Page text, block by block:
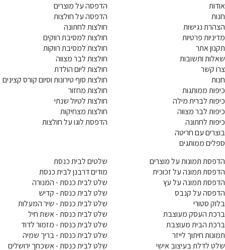
אודות
חנות
הצהרת נגישות
מדיניות פרטיות
תקנון אתר
שאלות ותשובות
צרו קשר
חנות
כיפות ממותגות
כיפות לברית מילה
כיפות לבר מצווה
כיפות לחתונה
בוצרים עם חריטה
ספלים ממותגים
הדפסה על מוצרים
הדפסה על חולצות
חולצות לחתונה
חולצות למסיבת רווקים
חולצות למסיבת רווקות
חולצות לבר מצווה
חולצות ליום הולדת
חולצות סוף טירונות וסיום קורס קצינים
חולצות מחזור
חולצות לטיול שנתי
חולצות מצחיקות
הדפסת לוגו על חולצות
הדפסת תמונות על מוצרים
הדפסת תמונה על זכוכית
הדפסת תמונה על עץ
הדפסה על קנבס
בלוק סטורי
ברכת העסק מעוצבת
ברכת הבית מעוצבת
תמונות חיתוך לייזר
שלט לדלת בעיצוב אישי
שלטים לבית כנסת
מודים דרבנן לבית כנסת
שלט לבית כנסת - המנורה
שלט לבית כנסת - קדיש
שלט לבית כנסת - שיר המעלות
שלט לבית כנסת - אשת חיל
שלט לבית כנסת - מזמור לדוד
שלט לבית כנסת - בריך שמיה
שלט לבית כנסת - אשכחך ירושלים